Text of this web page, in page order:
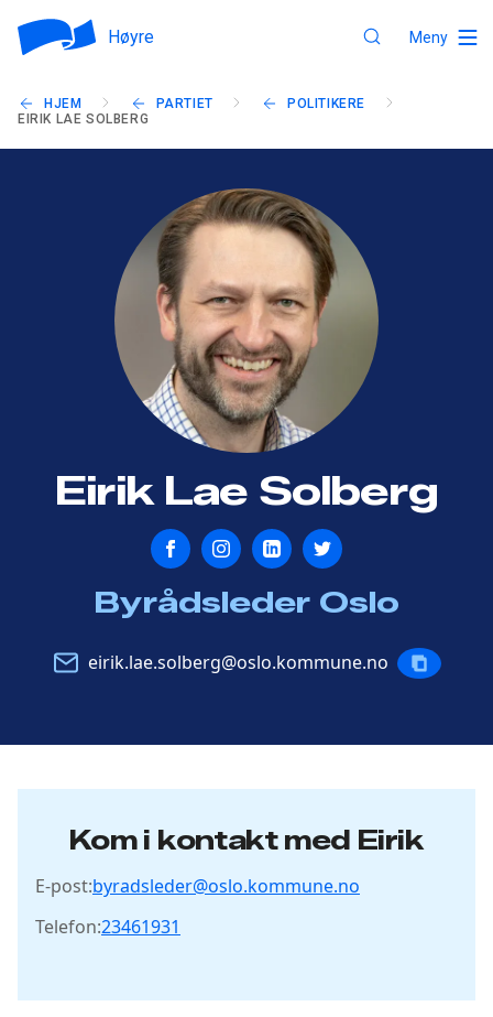
Høyre Meny
HJEM PARTIET
POLITIKERE
EIRIK LAE SOLBERG
Eirik Lae Solberg
BloggBloggBloggBlogg
Byrådsleder Oslo
E-
eirik.lae.solberg@oslo.kommune.no KOPIERE
POST
Kom i kontakt med Eirik
E-post:byradsleder@oslo.kommune.no
Telefon:23461931